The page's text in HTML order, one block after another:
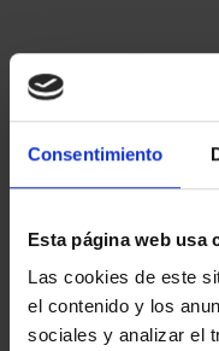
Consentimiento
Esta página web usa
Las cookies de este
el contenido y los
sociales y analizar el
CIUDADES
- ÁVILA
73,00 €